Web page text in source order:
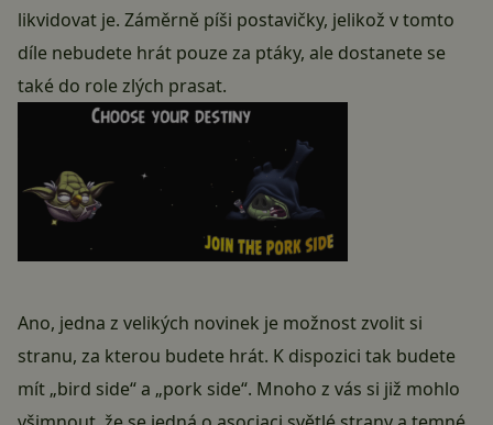
likvidovat je. Záměrně píši postavičky, jelikož v tomto
díle nebudete hrát pouze za ptáky, ale dostanete se
také do role zlých prasat.
Ano, jedna z velikých novinek je možnost zvolit si
stranu, za kterou budete hrát. K dispozici tak budete
mít „bird side“ a „pork side“. Mnoho z vás si již mohlo